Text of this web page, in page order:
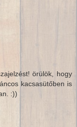
örülök, hogy
kacsasütőben is
:))